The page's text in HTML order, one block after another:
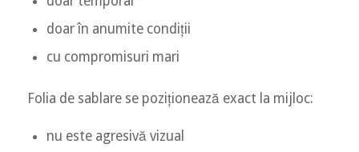
doar în anumite condiții
cu compromisuri mari
Folia de sablare se poziționează exact la mijloc:
nu este agresivă vizual